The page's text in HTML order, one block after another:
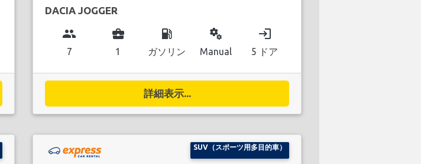
DACIA JOGGER
group
7
business_center
1
local_gas_station
ガソリン
miscellaneous_services
Manual
login
5 ドア
詳細表示...
SUV（スポーツ用多目的車）